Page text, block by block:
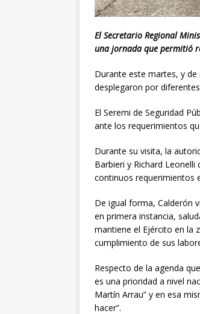
El Secretario Regional
una jornada que permitió
Durante este martes, y
desplegaron por
El Seremi de Seguridad
ante los requerimientos
Durante su visita, la
Barbieri y Richard
continuos requerimientos
De igual forma, Calderón
en primera instancia,
mantiene el Ejército en la
cumplimiento de sus
Respecto de la agenda
es una prioridad a nivel
Martín Arrau” y en esa
hacer”.